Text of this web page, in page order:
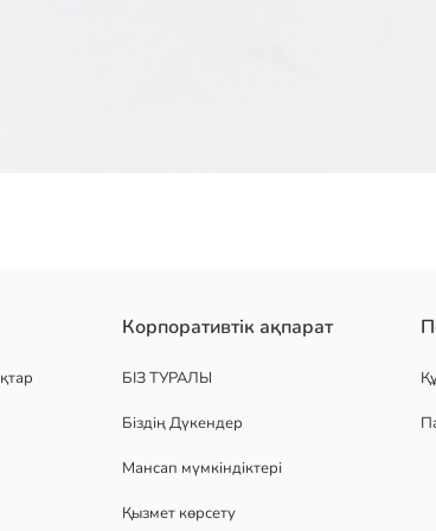
қалың табанының арқасында құмның
бөлшектері бар.Корпоративтік ақпарат
БІЗ ТУРАЛЫ
Біздің Дүкендер
Мансап мүмкіндіктері
Қызмет көрсету